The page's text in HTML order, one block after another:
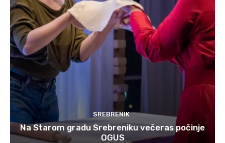
SREBRENIK
Na Starom gradu Srebreniku večeras počinje
OGUS